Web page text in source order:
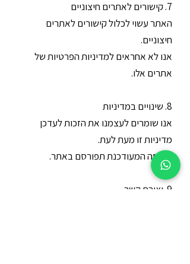
7. קישורים לאתרים חיצוניים
האתר עשוי לכלול קישורים לאתרים
חיצוניים.
אנו לא אחראים למדיניות הפרטיות של
אתרים אלו.
8. שינויים במדיניות
אנו שומרים לעצמנו את הזכות לעדכן
מדיניות זו מעת לעת.
הגרסה המעודכנת תפורסם באתר.
9. יצירת קשר